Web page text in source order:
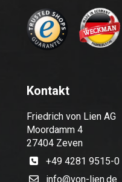
Kontakt
Friedrich von Lien AG
Moordamm 4
27404 Zeven
+49 4281 9515-0
info@von-lien.de